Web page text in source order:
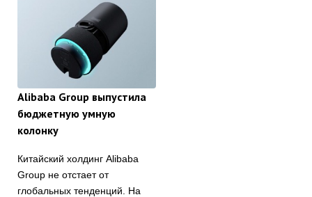
Alibaba Group выпустила
бюджетную умную
колонку
Китайский холдинг Alibaba
Group не отстает от
глобальных тенденций. На